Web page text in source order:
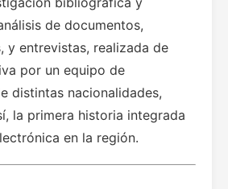
de documentos,
y entrevistas, realizada de
por un equipo de
distintas nacionalidades,
la primera historia integrada
en la región.